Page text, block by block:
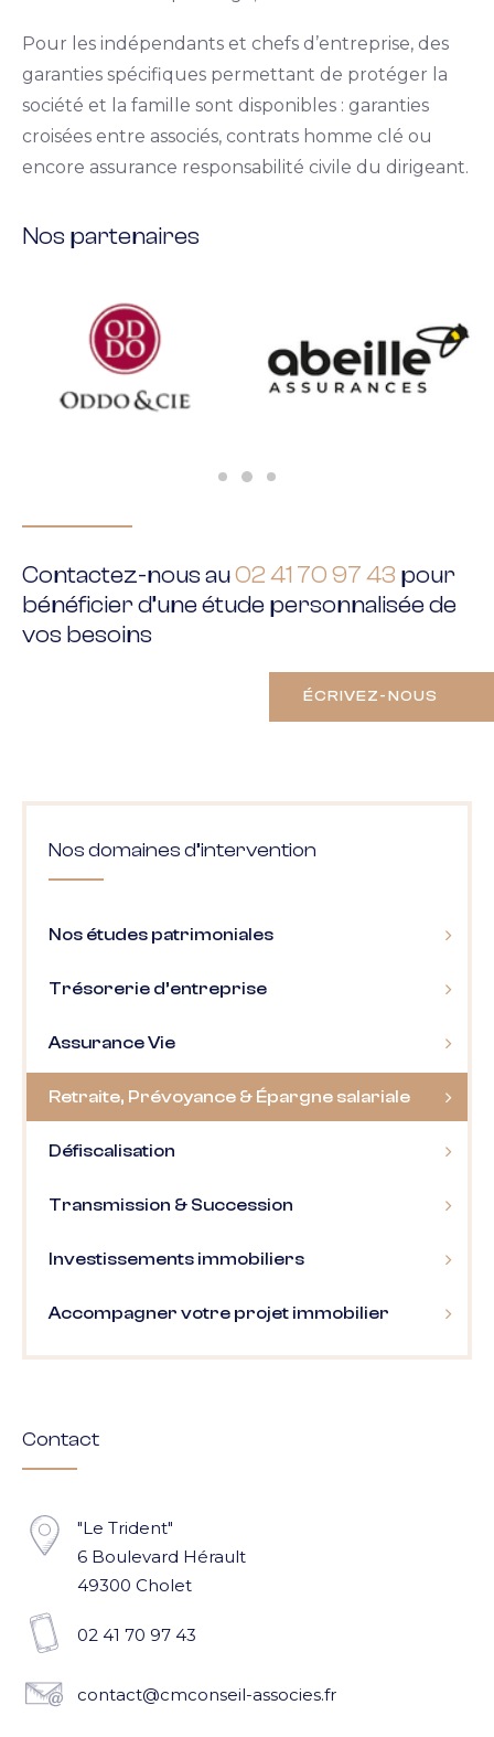
Nos domaines d’intervention
Nos études patrimoniales
Trésorerie d’entreprise
Assurance Vie
Retraite, Prévoyance & Épargne salariale
Défiscalisation
Transmission & Succession
Investissements immobiliers
Accompagner votre projet immobilier
Contact
"Le Trident"
6 Boulevard Hérault
49300 Cholet
02 41 70 97 43
contact@cmconseil-associes.fr
Pour les indépendants et chefs d’entreprise, des
garanties spécifiques permettant de protéger la
société et la famille sont disponibles : garanties
croisées entre associés, contrats homme clé ou
encore assurance responsabilité civile du dirigeant.
Nos partenaires
Contactez-nous au02 41 70 97 43 pour
bénéficier d’une étude personnalisée de
vos besoins
ÉCRIVEZ-NOUS